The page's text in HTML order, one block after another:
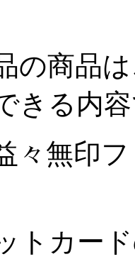
の商品は
きる内
々無印
トカー